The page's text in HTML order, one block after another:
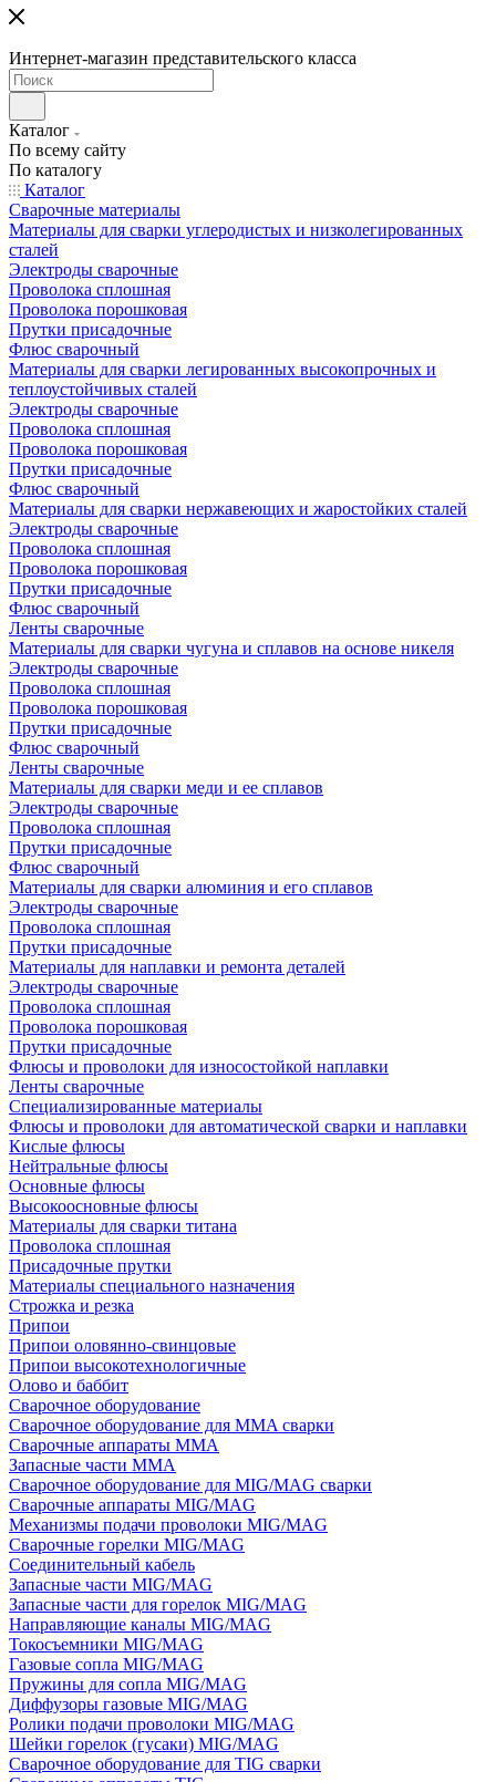
Интернет-магазин представительского класса
Каталог
По всему сайту
По каталогу
Каталог
Сварочные материалы
Материалы для сварки углеродистых и низколегированных
сталей
Электроды сварочные
Проволока сплошная
Проволока порошковая
Прутки присадочные
Флюс сварочный
Материалы для сварки легированных высокопрочных и
теплоустойчивых сталей
Электроды сварочные
Проволока сплошная
Проволока порошковая
Прутки присадочные
Флюс сварочный
Материалы для сварки нержавеющих и жаростойких сталей
Электроды сварочные
Проволока сплошная
Проволока порошковая
Прутки присадочные
Флюс сварочный
Ленты сварочные
Материалы для сварки чугуна и сплавов на основе никеля
Электроды сварочные
Проволока сплошная
Проволока порошковая
Прутки присадочные
Флюс сварочный
Ленты сварочные
Материалы для сварки меди и ее сплавов
Электроды сварочные
Проволока сплошная
Прутки присадочные
Флюс сварочный
Материалы для сварки алюминия и его сплавов
Электроды сварочные
Проволока сплошная
Прутки присадочные
Материалы для наплавки и ремонта деталей
Электроды сварочные
Проволока сплошная
Проволока порошковая
Прутки присадочные
Флюсы и проволоки для износостойкой наплавки
Ленты сварочные
Специализированные материалы
Флюсы и проволоки для автоматической сварки и наплавки
Кислые флюсы
Нейтральные флюсы
Основные флюсы
Высокоосновные флюсы
Материалы для сварки титана
Проволока сплошная
Присадочные прутки
Материалы специального назначения
Строжка и резка
Припои
Припои оловянно-свинцовые
Припои высокотехнологичные
Олово и баббит
Сварочное оборудование
Сварочное оборудование для MMA сварки
Сварочные аппараты MMA
Запасные части MMA
Сварочное оборудование для MIG/MAG сварки
Сварочные аппараты MIG/MAG
Механизмы подачи проволоки MIG/MAG
Сварочные горелки MIG/MAG
Соединительный кабель
Запасные части MIG/MAG
Запасные части для горелок MIG/MAG
Направляющие каналы MIG/MAG
Токосъемники MIG/MAG
Газовые сопла MIG/MAG
Пружины для сопла MIG/MAG
Диффузоры газовые MIG/MAG
Ролики подачи проволоки MIG/MAG
Шейки горелок (гусаки) MIG/MAG
Сварочное оборудование для TIG сварки